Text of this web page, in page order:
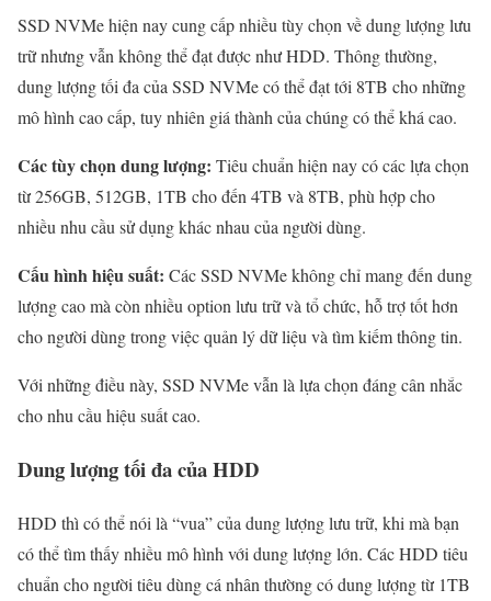
SSD NVMe hiện nay cung cấp nhiều tùy chọn về dung lượng lưu
trữ nhưng vẫn không thể đạt được như HDD. Thông thường,
dung lượng tối đa của SSD NVMe có thể đạt tới 8TB cho những
mô hình cao cấp, tuy nhiên giá thành của chúng có thể khá cao.
Các tùy chọn dung lượng: Tiêu chuẩn hiện nay có các lựa chọn
từ 256GB, 512GB, 1TB cho đến 4TB và 8TB, phù hợp cho
nhiều nhu cầu sử dụng khác nhau của người dùng.
Cấu hình hiệu suất: Các SSD NVMe không chỉ mang đến dung
lượng cao mà còn nhiều option lưu trữ và tổ chức, hỗ trợ tốt hơn
cho người dùng trong việc quản lý dữ liệu và tìm kiếm thông tin.
Với những điều này, SSD NVMe vẫn là lựa chọn đáng cân nhắc
cho nhu cầu hiệu suất cao.
Dung lượng tối đa của HDD
HDD thì có thể nói là “vua” của dung lượng lưu trữ, khi mà bạn
có thể tìm thấy nhiều mô hình với dung lượng lớn. Các HDD tiêu
chuẩn cho người tiêu dùng cá nhân thường có dung lượng từ 1TB